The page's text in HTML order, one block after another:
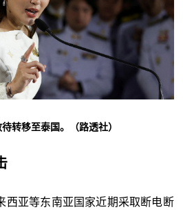
转移至泰国。（路透社）
西亚等东南亚国家近期采取断电断